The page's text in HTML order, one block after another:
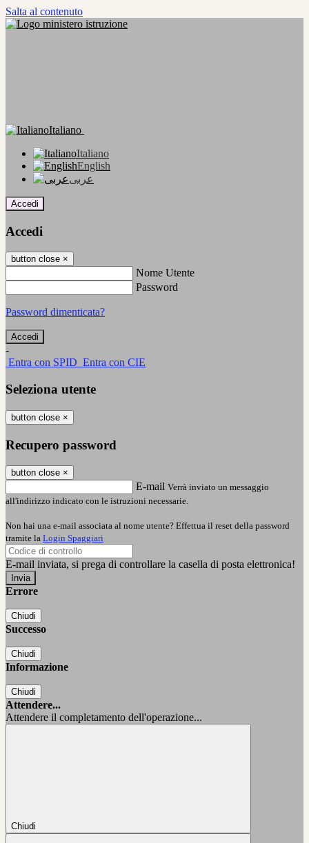
Salta al contenuto
Italiano
Italiano
English
عربى
Accedi
Accedi
button close ×
Nome Utente
Password
Password dimenticata?
-
Entra con SPID Entra con CIE
Seleziona utente
button close ×
Recupero password
button close ×
E-mail Verrà inviato un messaggio
all'indirizzo indicato con le istruzioni necessarie.
Non hai una e-mail associata al nome utente? Effettua il reset della password
tramite la Login Spaggiari
E-mail inviata, si prega di controllare la casella di posta elettronica!
Errore
Chiudi
Successo
Chiudi
Informazione
Chiudi
Attendere...
Attendere il completamento dell'operazione...
Chiudi